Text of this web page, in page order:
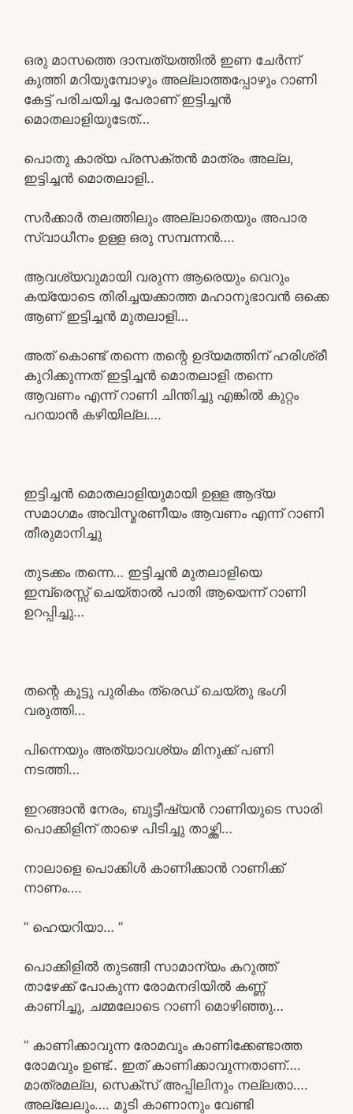
ഒരു മാസത്തെ ദാമ്പത്യത്തിൽ ഇണ ചേർന്ന്
കുത്തി മറിയുമ്പോഴും അല്ലാത്തപ്പോഴും റാണി
കേട്ട് പരിചയിച്ച പേരാണ് ഇട്ടിച്ചൻ
മൊതലാളിയുടേത്…
പൊതു കാര്യ പ്രസക്തൻ മാത്രം അല്ല,
ഇട്ടിച്ചൻ മൊതലാളി..
സർക്കാർ തലത്തിലും അല്ലാതെയും അപാര
സ്വാധീനം ഉള്ള ഒരു സമ്പന്നൻ….
ആവശ്യവുമായി വരുന്ന ആരെയും വെറും
കയ്യോടെ തിരിച്ചയക്കാത്ത മഹാനുഭാവൻ ഒക്കെ
ആണ് ഇട്ടിച്ചൻ മുതലാളി…
അത് കൊണ്ട് തന്നെ തന്റെ ഉദ്യമത്തിന് ഹരിശ്രീ
കുറിക്കുന്നത് ഇട്ടിച്ചൻ മൊതലാളി തന്നെ
ആവണം എന്ന് റാണി ചിന്തിച്ചു എങ്കിൽ കുറ്റം
പറയാൻ കഴിയില്ല….
ഇട്ടിച്ചൻ മൊതലാളിയുമായി ഉള്ള ആദ്യ
സമാഗമം അവിസ്മരണീയം ആവണം എന്ന് റാണി
തീരുമാനിച്ചു
തുടക്കം തന്നെ… ഇട്ടിച്ചൻ മുതലാളിയെ
ഇമ്പ്രെസ്സ് ചെയ്താൽ പാതി ആയെന്ന് റാണി
ഉറപ്പിച്ചു…
തന്റെ കൂട്ടു പുരികം ത്രെഡ് ചെയ്തു ഭംഗി
വരുത്തി…
പിന്നെയും അത്യാവശ്യം മിനുക്ക് പണി
നടത്തി…
ഇറങ്ങാൻ നേരം, ബുട്ടീഷ്യൻ റാണിയുടെ സാരി
പൊക്കിളിന് താഴെ പിടിച്ചു താഴ്ത്തി…
നാലാളെ പൊക്കിൾ കാണിക്കാൻ റാണിക്ക്
നാണം….
” ഹെയറിയാ… ”
പൊക്കിളിൽ തുടങ്ങി സാമാന്യം കറുത്ത്
താഴേക്ക് പോകുന്ന രോമനദിയിൽ കണ്ണ്
കാണിച്ചു, ചമ്മലോടെ റാണി മൊഴിഞ്ഞു…
” കാണിക്കാവുന്ന രോമവും കാണിക്കേണ്ടാത്ത
രോമവും ഉണ്ട്.. ഇത് കാണിക്കാവുന്നതാണ്….
മാത്രമല്ല, സെക്സ് അപ്പിലിനും നല്ലതാ….
അല്ലേലും…. മുടി കാണാനും വേണ്ടി